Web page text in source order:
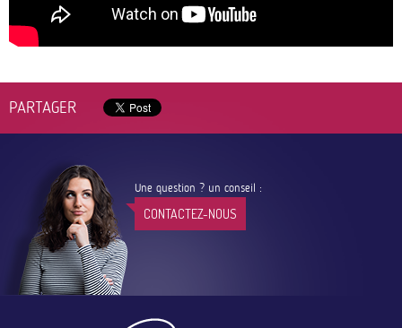
PARTAGER
Une question ? un conseil :
CONTACTEZ-NOUS